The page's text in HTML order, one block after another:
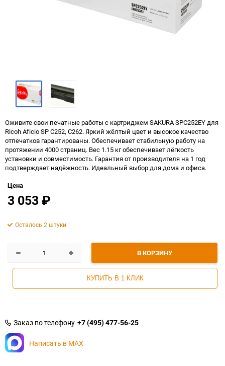
Оживите свои печатные работы с картриджем SAKURA SPC252EY для
Ricoh Aficio SP C252, C262. Яркий жёлтый цвет и высокое качество
отпечатков гарантированы. Обеспечивает стабильную работу на
протяжении 4000 страниц. Вес 1.15 кг обеспечивает лёгкость
установки и совместимость. Гарантия от производителя на 1 год
подтверждает надёжность. Идеальный выбор для дома и офиса.
Цена
3 053 ₽
В КОРЗИНУ
КУПИТЬ В 1 КЛИК
Осталось 2 штуки
Заказ по телефону +7 (495) 477-56-25
Написать в MAX